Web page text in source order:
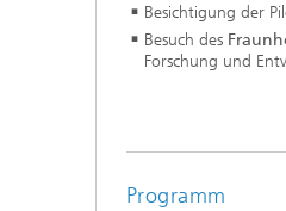
Besichtigung der
Besuch des
Forschung und
Programm